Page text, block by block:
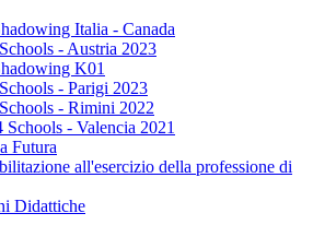
Italia - Canada
- Austria 2023
K01
- Parigi 2023
- Rimini 2022
Schools - Valencia 2021
Futura
all'esercizio della professione di
Didattiche